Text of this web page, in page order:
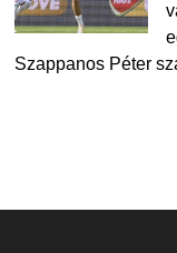
Szappanos Péter